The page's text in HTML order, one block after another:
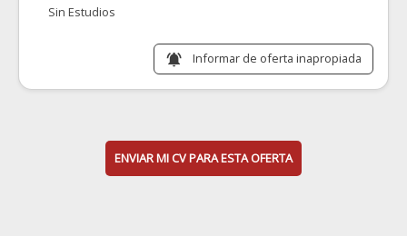
Sin Estudios
notifications_active Informar de oferta inapropiada
ENVIAR MI CV PARA ESTA OFERTA